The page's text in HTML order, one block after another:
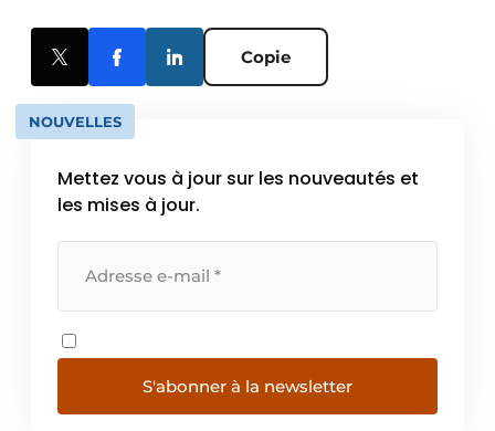
Copie
NOUVELLES
Mettez vous à jour sur les nouveautés et
les mises à jour.
S'abonner à la newsletter